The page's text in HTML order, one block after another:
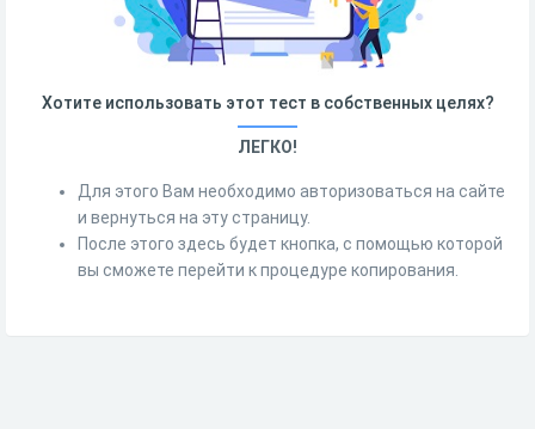
Хотите использовать этот тест в собственных целях?
ЛЕГКО!
Для этого Вам необходимо авторизоваться на сайте
и вернуться на эту страницу.
После этого здесь будет кнопка, с помощью которой
вы сможете перейти к процедуре копирования.